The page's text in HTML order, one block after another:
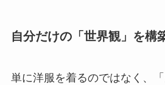
自分だけの「世界観」を構
単に洋服を着るのではなく、